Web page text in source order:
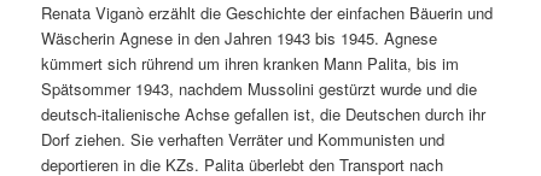
Renata Viganò erzählt die Geschichte der einfachen Bäuerin und
Wäscherin Agnese in den Jahren 1943 bis 1945. Agnese
kümmert sich rührend um ihren kranken Mann Palita, bis im
Spätsommer 1943, nachdem Mussolini gestürzt wurde und die
deutsch-italienische Achse gefallen ist, die Deutschen durch ihr
Dorf ziehen. Sie verhaften Verräter und Kommunisten und
deportieren in die KZs. Palita überlebt den Transport nach